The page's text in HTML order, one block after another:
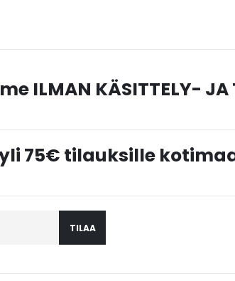
KÄSITTELY- JA
yli 75€ tilauksille
TILAA